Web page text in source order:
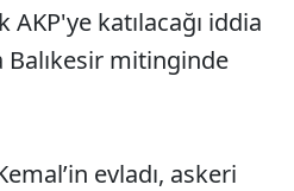
katılacağı iddia
Balıkesir mitinginde
evladı, askeri